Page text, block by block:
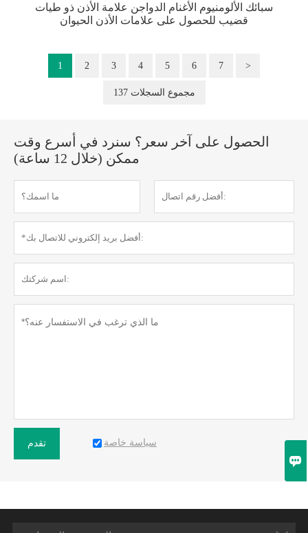
سبائك الألومنيوم الأغنام الدواجن علامة الأذن ذو طيات
قضيب للحصول على علامات الأذن الحيوان
1 2 3 4 5 6 7 >
137 مجموع السجلات
الحصول على آخر سعر؟ سنرد في أسرع وقت
ممكن (خلال 12 ساعة)
تقدم سياسة خاصة
